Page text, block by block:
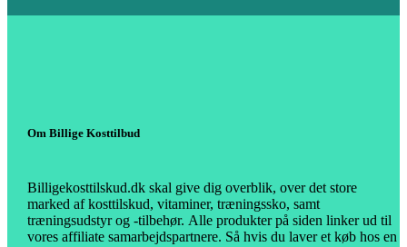
Om Billige Kosttilbud
Billigekosttilskud.dk skal give dig overblik, over det store
marked af kosttilskud, vitaminer, træningssko, samt
træningsudstyr og -tilbehør. Alle produkter på siden linker ud til
vores affiliate samarbejdspartnere. Så hvis du laver et køb hos en